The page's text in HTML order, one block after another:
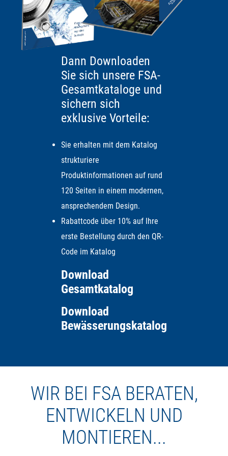
Hand abschrauben und mit einer Zange das Ventil
beliebig von Hand bewegen
AUSSCHLUSSKRITERIEN FÜR
KUGELHÄHNE
Schnelles Schalten: Der Kugelhahn benötigt zum
Schalten ca. 10-15 Sekunden, bis er vollständig offen
bzw. vollständig geschlossen ist.
Sicherheit bei Stromausfall: Ein Nachteil der
Kugelhähne ist, dass sie zum Schalten stets eine
Stromversorgung benötigen. Häufig soll ein solches
Ventil aber im Falle eines Stromausfalls in den
Ursprungszustand zurückschalten. Dafür haben wir
eine eigenes Zusatzmodul entwickelt, das dafür sorgt,
dass der Kugelhahn im Falle eines Stromausfalls in
eine definierte Position zurückfährt.
Dann Downloaden
Sie sich unsere FSA-
Gesamtkataloge und
sichern sich
exklusive Vorteile:
Sie erhalten mit dem Katalog
strukturiere
Produktinformationen auf rund
120 Seiten in einem modernen,
ansprechendem Design.
Rabattcode über 10% auf Ihre
erste Bestellung durch den QR-
Code im Katalog
Download
Gesamtkatalog
Download
Bewässerungskatalog
WIR BEI FSA BERATEN,
ENTWICKELN UND
MONTIEREN...